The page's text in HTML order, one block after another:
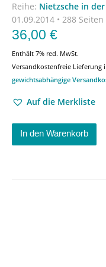
Reihe: Nietzsche in
01.09.2014 • 288 Seiten
36,00 €
Enthält 7% red. MwSt.
Versandkostenfreie Lieferung
gewichtsabhängige
Auf die Merkliste
In den Warenkorb